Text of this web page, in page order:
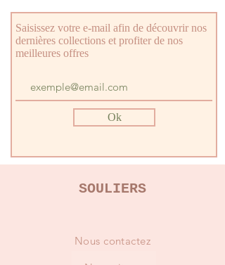
Saisissez votre e-mail afin de découvrir nos
dernières collections et profiter de nos
meilleures offres
Ok
SOULIERS
Nous contactez